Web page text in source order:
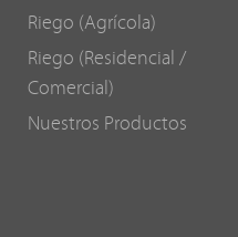
Riego (Agrícola)
Riego (Residencial /
Comercial)
Nuestros Productos